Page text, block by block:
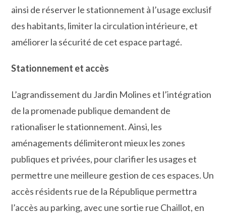
ainsi de réserver le stationnement à l’usage exclusif
des habitants, limiter la circulation intérieure, et
améliorer la sécurité de cet espace partagé.
Stationnement et accès
L’agrandissement du Jardin Molines et l’intégration
de la promenade publique demandent de
rationaliser le stationnement. Ainsi, les
aménagements délimiteront mieux les zones
publiques et privées, pour clarifier les usages et
permettre une meilleure gestion de ces espaces. Un
accès résidents rue de la République permettra
l’accès au parking, avec une sortie rue Chaillot, en